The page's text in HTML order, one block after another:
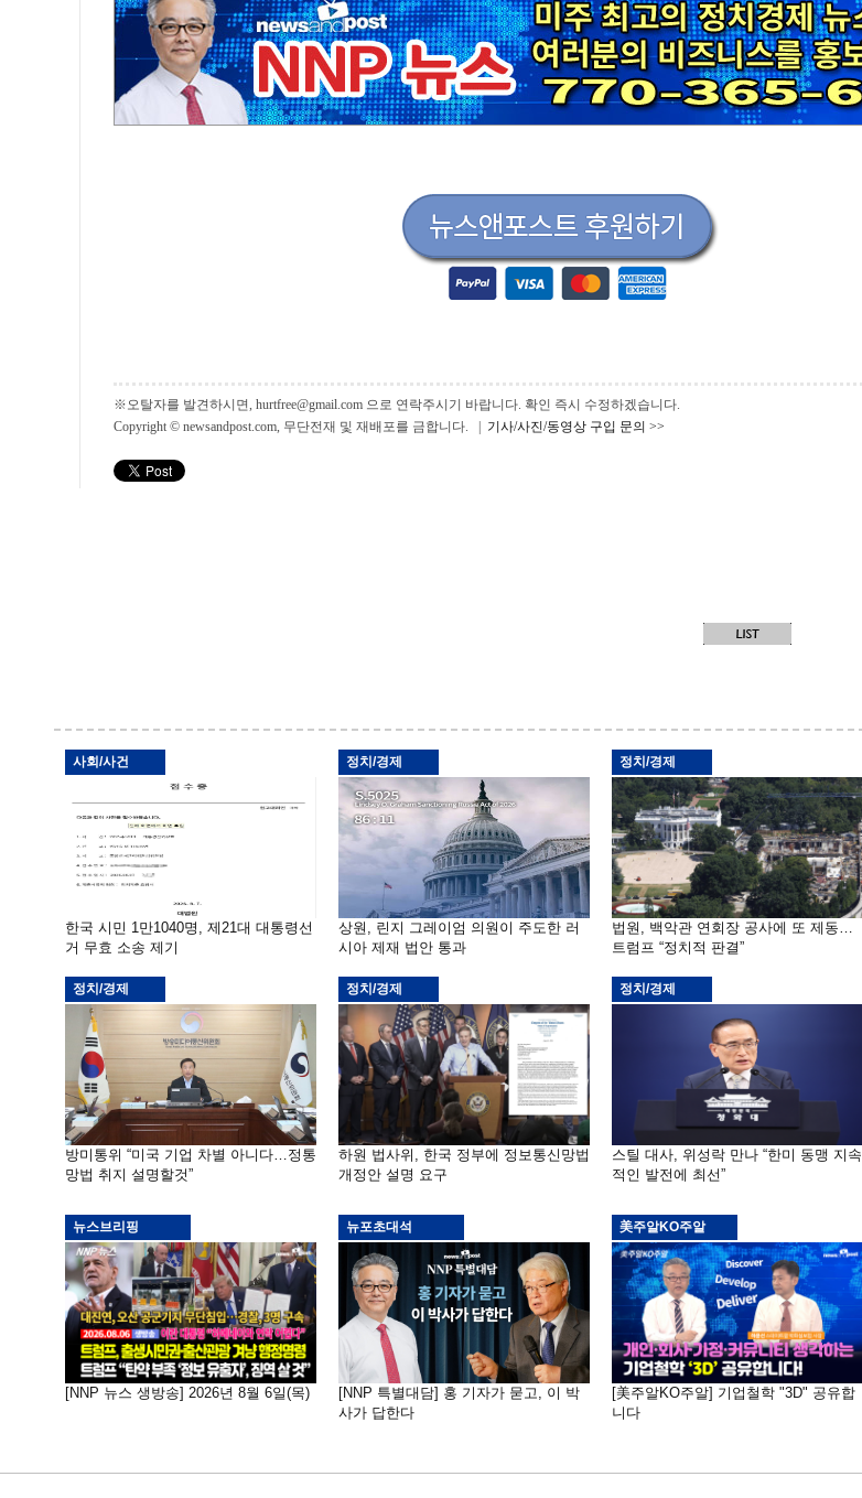
※오탈자를 발견하시면, hurtfree@gmail.com 으로 연락주시기 바랍니다. 확인 즉시 수정하겠습니다.
Copyright © newsandpost.com, 무단전재 및 재배포를 금합니다. | 기사/사진/동영상 구입 문의 >>
사회/사건
한국 시민 1만1040명, 제21대 대통령선
거 무효 소송 제기
정치/경제
상원, 린지 그레이엄 의원이 주도한 러
시아 제재 법안 통과
정치/경제
법원, 백악관 연회장 공사에 또 제동…
트럼프 “정치적 판결”
정치/경제
방미통위 “미국 기업 차별 아니다…정통
망법 취지 설명할것”
정치/경제
하원 법사위, 한국 정부에 정보통신망법
개정안 설명 요구
정치/경제
스틸 대사, 위성락 만나 “한미 동맹 지속
적인 발전에 최선”
뉴스브리핑
[NNP 뉴스 생방송] 2026년 8월 6일(목)
뉴포초대석
[NNP 특별대담] 홍 기자가 묻고, 이 박
사가 답한다
美주알KO주알
[美주알KO주알] 기업철학 "3D" 공유합
니다